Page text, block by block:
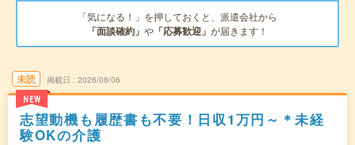
「気になる！」を押しておくと、派遣会社から
「面談確約」 や 「応募歓迎」 が届きます！
未読
NEW
掲載日 2026/08/06
志望動機も履歴書も不要！日収1万円～＊未経
験OKの介護